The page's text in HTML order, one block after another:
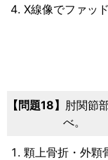
Ⅹ線像でファッ
問題18
肘関節
べ。
顆上骨折・外顆